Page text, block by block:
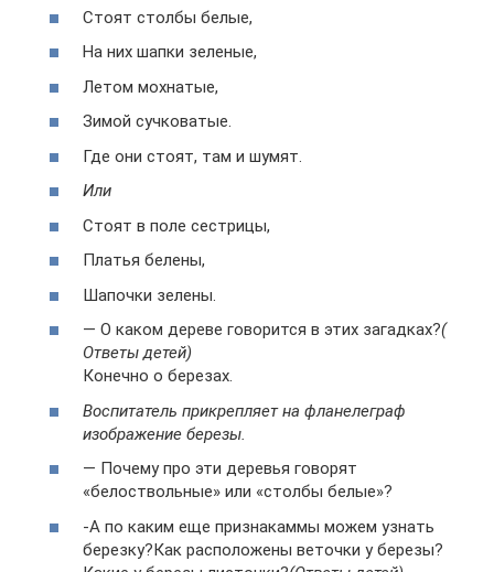
Стоят столбы белые,
На них шапки зеленые,
Летом мохнатые,
Зимой сучковатые.
Где они стоят, там и шумят.
Или
Стоят в поле сестрицы,
Платья белены,
Шапочки зелены.
— О каком дереве говорится в этих загадках?(
Ответы детей)
Конечно о березах.
Воспитатель прикрепляет на фланелеграф
изображение березы.
— Почему про эти деревья говорят
«белоствольные» или «столбы белые»?
-А по каким еще признакаммы можем узнать
березку?Как расположены веточки у березы?